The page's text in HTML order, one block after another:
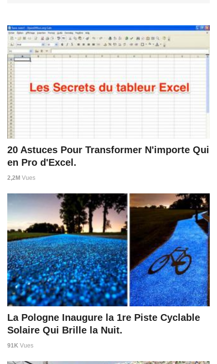
20 Astuces Pour Transformer N'importe Qui
en Pro d'Excel.
2,2M Vues
La Pologne Inaugure la 1re Piste Cyclable
Solaire Qui Brille la Nuit.
91K Vues